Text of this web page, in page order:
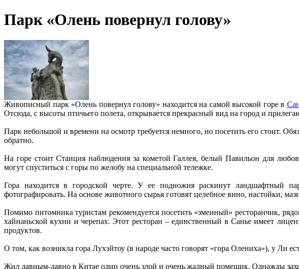
Парк «Олень повернул голову»
Живописный парк «Олень повернул голову» находится на самой высокой горе в
Отсюда, с высоты птичьего полета, открывается прекрасный вид на город и
Парк небольшой и времени на осмотр требуется немного, но посетить его стоит.
обратно.
На горе стоит Станция наблюдения за кометой Галлея, белый Павильон для
могут спуститься с горы по желобу на специальной тележке.
Гора находится в городской черте. У ее подножия раскинут ландшафтный
фотографировать. На основе животного сырья готовят целебное вино, настойки,
Помимо питомника туристам рекомендуется посетить «змеиный» ресторанчик,
хайнаньской кухни и черепах. Этот ресторан – единственный в Санье имеет
продуктов.
О том, как возникла гора Лухэйтоу (в народе часто говорят «гора Олениха»), у Ли
Жил давным-давно в Китае один очень злой и очень жадный помещик. Однажды